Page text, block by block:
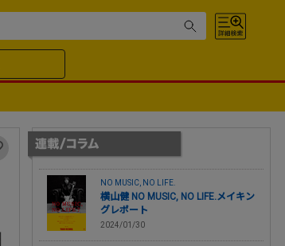
NO MUSIC, NO LIFE.
横山健 NO MUSIC, NO LIFE.メイキン
グレポート
2024/01/30